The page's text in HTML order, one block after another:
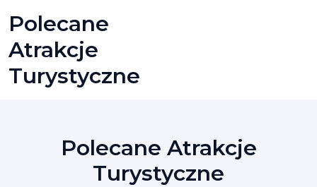
content
Polecane
Atrakcje
Turystyczne
Polecane Atrakcje
Turystyczne